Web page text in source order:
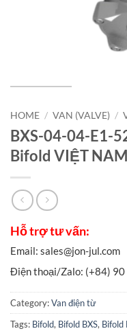
HOME / VAN (VALVE) /
BXS-04-04-E1-
Bifold VIỆT NAM
Category:Van điện từ
Tags: Bifold, Bifold BXS, Bifold